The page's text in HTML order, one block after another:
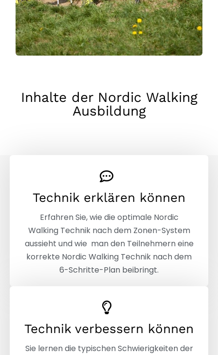
Inhalte der Nordic Walking
Ausbildung
Technik erklären können​
Erfahren Sie, wie die optimale Nordic
Walking Technik nach dem Zonen-System
aussieht und wie man den Teilnehmern eine
korrekte Nordic Walking Technik nach dem
6-Schritte-Plan beibringt.
Technik verbessern können
Sie lernen die typischen Schwierigkeiten der